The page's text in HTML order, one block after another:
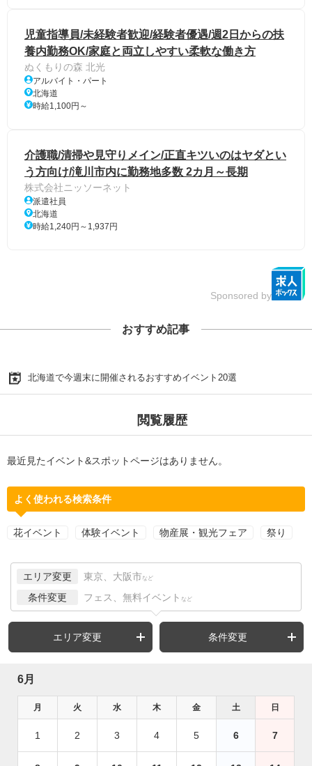
児童指導員/未経験者歓迎/経験者優遇/週2日からの扶
養内勤務OK/家庭と両立しやすい柔軟な働き方
ぬくもりの森 北光
アルバイト・パート
北海道
時給1,100円～
介護職/清掃や見守りメイン/正直キツいのはヤダとい
う方向け/滝川市内に勤務地多数 2カ月～長期
株式会社ニッソーネット
派遣社員
北海道
時給1,240円～1,937円
Sponsored by
おすすめ記事
北海道で今週末に開催されるおすすめイベント20選
閲覧履歴
最近見たイベント&スポットページはありません。
よく使われる検索条件
花イベント 体験イベント 物産展・観光フェア 祭り
エリア変更 東京、大阪市 など
条件変更 フェス、無料イベント など
エリア変更 条件変更
6月
月 火 水 木 金 土 日
1 2 3 4 5 6 7